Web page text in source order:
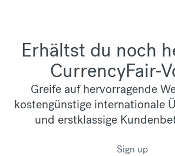
Erhältst du noch
CurrencyFair-
Greife auf hervorragende
kostengünstige internationale
und erstklassige
Sign up